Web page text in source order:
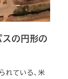
の円形の
れている、米